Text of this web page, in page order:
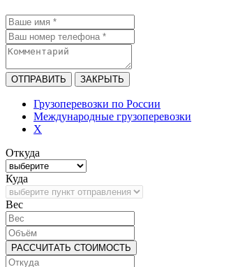
ОТПРАВИТЬ ЗАКРЫТЬ
Грузоперевозки по России
Международные грузоперевозки
X
Откуда
Куда
Bec
РАССЧИТАТЬ СТОИМОСТЬ